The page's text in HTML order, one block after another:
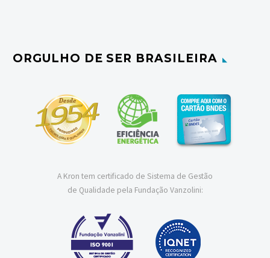
ORGULHO DE SER BRASILEIRA
A Kron tem certificado de Sistema de Gestão
de Qualidade pela Fundação Vanzolini: